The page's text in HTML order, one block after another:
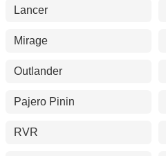
Lancer
Mirage
Outlander
Pajero Pinin
RVR